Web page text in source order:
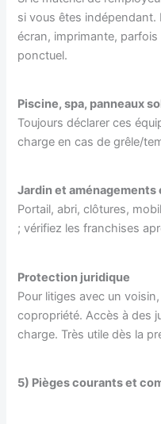
si vous êtes indépendant.
écran, imprimante, parfois
ponctuel.
Piscine, spa, panneaux
Toujours déclarer ces
charge en cas de grêle/
Jardin et
Portail, abri, clôtures,
; vérifiez les franchises
Protection juridique
Pour litiges avec un
copropriété. Accès à des
charge. Très utile dès la
5) Pièges courants et